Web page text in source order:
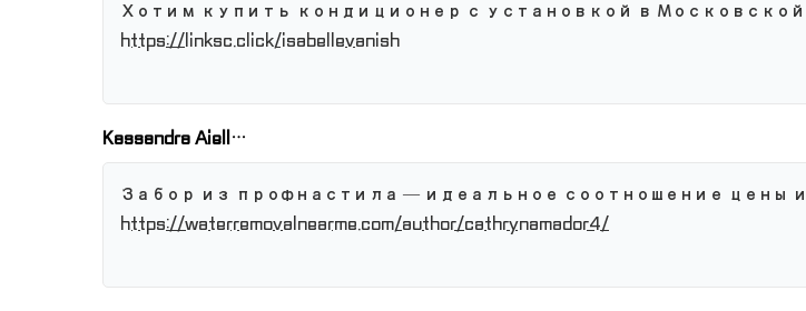
Хотим купить кондиционер с установкой в
https://linksc.click/isabellevanish
Kassandra Aiell…
Забор из профнастила — идеальное соотношение цены
https://waterremovalnearme.com/author/cathrynamador4/